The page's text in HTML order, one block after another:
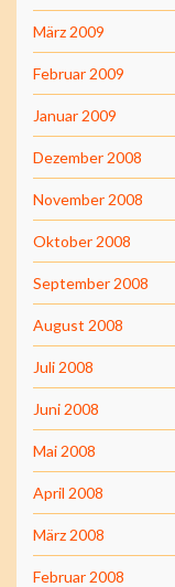
März 2009
Februar 2009
Januar 2009
Dezember 2008
November 2008
Oktober 2008
September 2008
August 2008
Juli 2008
Juni 2008
Mai 2008
April 2008
März 2008
Februar 2008